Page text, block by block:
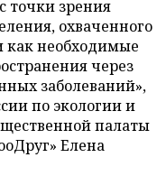
точки зрения
охваченного
как необходимые
через
заболеваний»,
по экологии и
палаты
Елена